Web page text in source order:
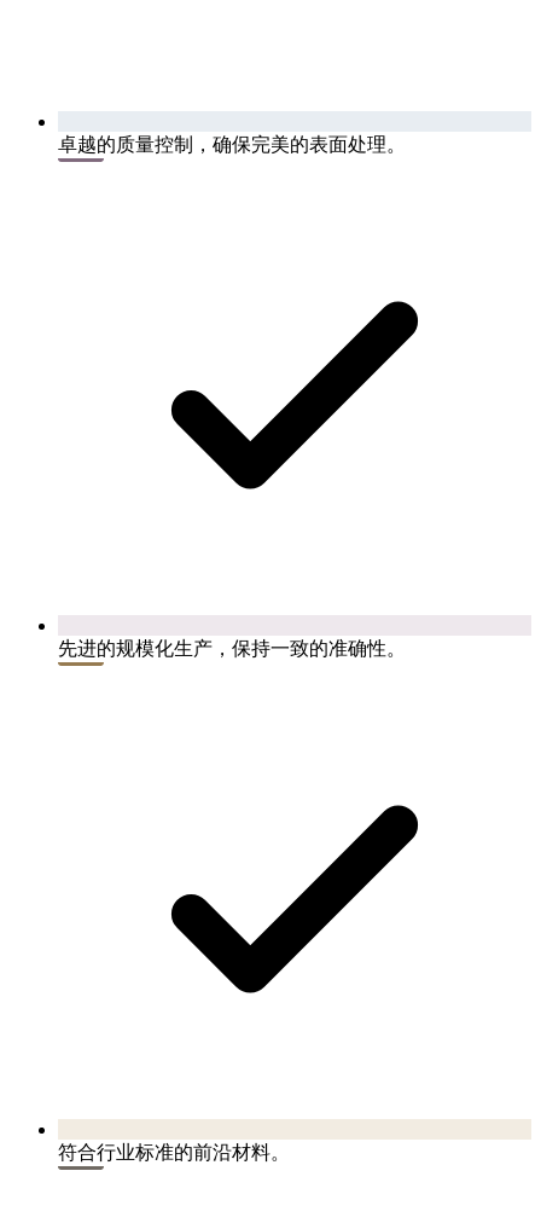
卓越的质量控制，确保完美的表面处理。
先进的规模化生产，保持一致的准确性。
符合行业标准的前沿材料。